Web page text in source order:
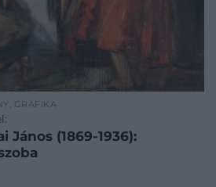
GRAFIKA
János (1869-1936):